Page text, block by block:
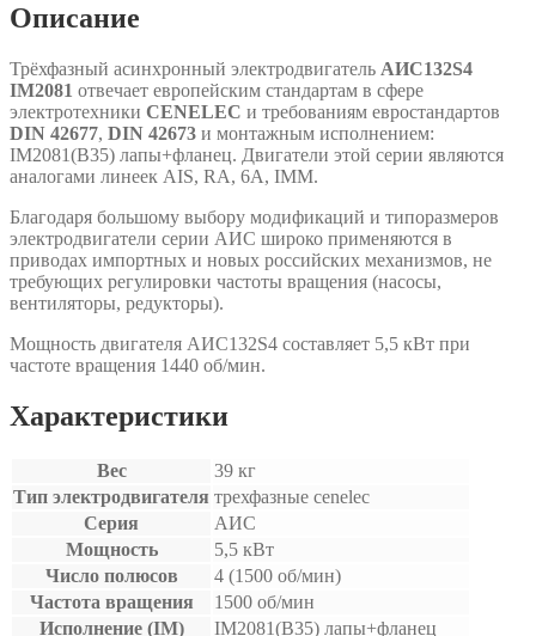
Описание
Трёхфазный асинхронный электродвигатель АИС132S4
IM2081 отвечает европейским стандартам в сфере
электротехники CENELEC и требованиям евростандартов
DIN 42677, DIN 42673 и монтажным исполнением:
IM2081(B35) лапы+фланец. Двигатели этой серии являются
аналогами линеек АIS, RA, 6A, IMM.
Благодаря большому выбору модификаций и типоразмеров
электродвигатели серии АИС широко применяются в
приводах импортных и новых российских механизмов, не
требующих регулировки частоты вращения (насосы,
вентиляторы, редукторы).
Мощность двигателя АИС132S4 составляет 5,5 кВт при
частоте вращения 1440 об/мин.
Характеристики
Вес
39 кг
Тип электродвигателя трехфазные cenelec
Серия
АИС
Мощность
5,5 кВт
Число полюсов
4 (1500 об/мин)
Частота вращения
1500 об/мин
Исполнение (IM)
IM2081(B35) лапы+фланец